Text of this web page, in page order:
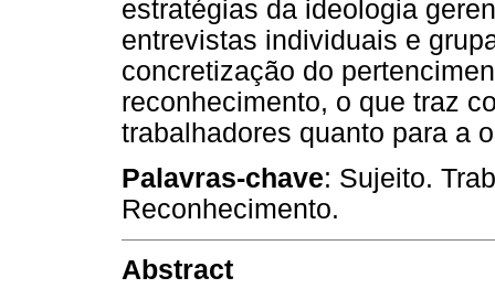
estratégias da ideologia
entrevistas individuais e
concretização do
reconhecimento, o que traz
trabalhadores quanto para a
Palavras-chave: Sujeito.
Reconhecimento.
Abstract